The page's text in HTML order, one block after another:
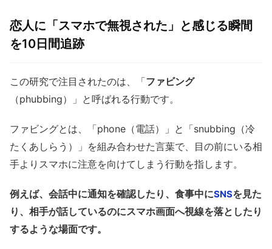
恋人に「スマホで無視された」と感じる瞬間
を10日間追跡
この研究で注目されたのは、「ファビング
（phubbing）」と呼ばれる行動です。
ファビングとは、「phone（電話）」と「snubbing（冷
たくあしらう）」を組み合わせた言葉で、目の前にいる相
手よりスマホに注意を向けてしまう行動を指します。
例えば、会話中に通知を確認したり、食事中にSNSを見た
り、相手が話しているのにスマホ画面へ視線を落としたり
するような場面です。